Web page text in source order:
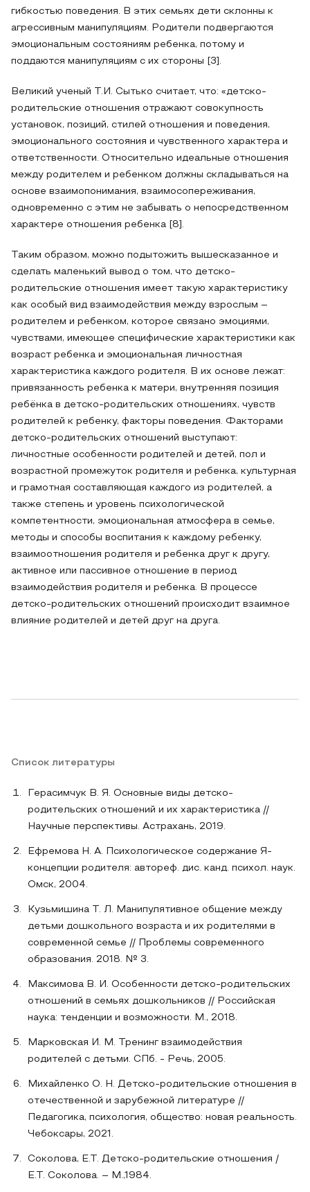
гибкостью поведения. В этих семьях дети склонны к
агрессивным манипуляциям. Родители подвергаются
эмоциональным состояниям ребенка, потому и
поддаются манипуляциям с их стороны [3].
Великий ученый Т.И. Сытько считает, что: «детско-
родительские отношения отражают совокупность
установок, позиций, стилей отношения и поведения,
эмоционального состояния и чувственного характера и
ответственности. Относительно идеальные отношения
между родителем и ребенком должны складываться на
основе взаимопонимания, взаимосопереживания,
одновременно с этим не забывать о непосредственном
характере отношения ребенка [8].
Таким образом, можно подытожить вышесказанное и
сделать маленький вывод о том, что детско-
родительские отношения имеет такую характеристику
как особый вид взаимодействия между взрослым –
родителем и ребенком, которое связано эмоциями,
чувствами, имеющее специфические характеристики как
возраст ребенка и эмоциональная личностная
характеристика каждого родителя. В их основе лежат:
привязанность ребенка к матери, внутренняя позиция
ребёнка в детско-родительских отношениях, чувств
родителей к ребенку, факторы поведения. Факторами
детско-родительских отношений выступают:
личностные особенности родителей и детей, пол и
возрастной промежуток родителя и ребенка, культурная
и грамотная составляющая каждого из родителей, а
также степень и уровень психологической
компетентности, эмоциональная атмосфера в семье,
методы и способы воспитания к каждому ребенку,
взаимоотношения родителя и ребенка друг к другу,
активное или пассивное отношение в период
взаимодействия родителя и ребенка. В процессе
детско-родительских отношений происходит взаимное
влияние родителей и детей друг на друга.
Список литературы
Герасимчук В. Я. Основные виды детско-
родительских отношений и их характеристика //
Научные перспективы. Астрахань, 2019.
Ефремова Н. А. Психологическое содержание Я-
концепции родителя: автореф. дис. канд. психол. наук.
Омск, 2004.
Кузьмишина Т. Л. Манипулятивное общение между
детьми дошкольного возраста и их родителями в
современной семье // Проблемы современного
образования. 2018. № 3.
Максимова В. И. Особенности детско-родительских
отношений в семьях дошкольников // Российская
наука: тенденции и возможности. М., 2018.
Марковская И. М. Тренинг взаимодействия
родителей с детьми. СПб. - Речь, 2005.
Михайленко О. Н. Детско-родительские отношения в
отечественной и зарубежной литературе //
Педагогика, психология, общество: новая реальность.
Чебоксары, 2021.
Соколова, Е.Т. Детско-родительские отношения /
Е.Т. Соколова. – М.,1984.